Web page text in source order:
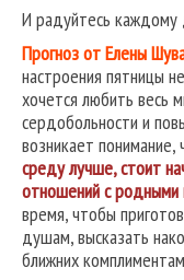
И радуйтесь
Прогноз от Елены
настроения пятницы
хочется любить весь
сердобольности и
возникает понимание,
среду лучше, стоит
отношений с родными
время, чтобы
душам, высказать
ближних